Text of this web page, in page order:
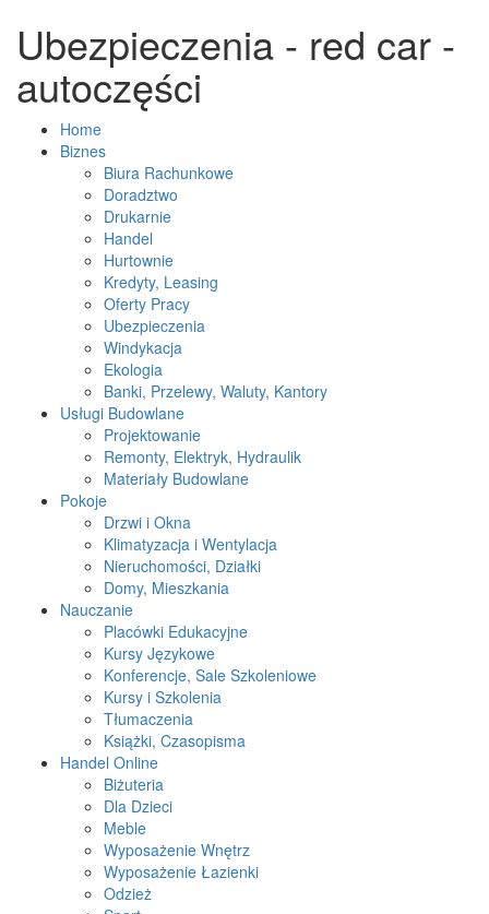
Ubezpieczenia - red car -
autoczęści
Home
Biznes
Biura Rachunkowe
Doradztwo
Drukarnie
Handel
Hurtownie
Kredyty, Leasing
Oferty Pracy
Ubezpieczenia
Windykacja
Ekologia
Banki, Przelewy, Waluty, Kantory
Usługi Budowlane
Projektowanie
Remonty, Elektryk, Hydraulik
Materiały Budowlane
Pokoje
Drzwi i Okna
Klimatyzacja i Wentylacja
Nieruchomości, Działki
Domy, Mieszkania
Nauczanie
Placówki Edukacyjne
Kursy Językowe
Konferencje, Sale Szkoleniowe
Kursy i Szkolenia
Tłumaczenia
Książki, Czasopisma
Handel Online
Biżuteria
Dla Dzieci
Meble
Wyposażenie Wnętrz
Wyposażenie Łazienki
Odzież